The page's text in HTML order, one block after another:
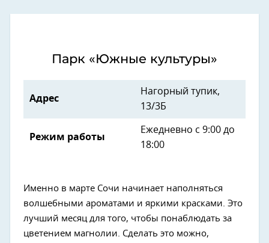
Парк «Южные культуры»
Адрес
Нагорный тупик,
13/3Б
Режим работы
Ежедневно с 9:00 до
18:00
Именно в марте Сочи начинает наполняться
волшебными ароматами и яркими красками. Это
лучший месяц для того, чтобы понаблюдать за
цветением магнолии. Сделать это можно,